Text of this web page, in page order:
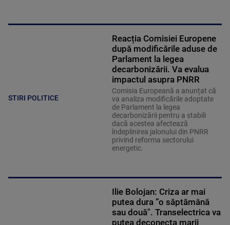
STIRI POLITICE
Reacția Comisiei Europene
după modificările aduse de
Parlament la legea
decarbonizării. Va evalua
impactul asupra PNRR
Comisia Europeană a anunțat că
va analiza modificările adoptate
de Parlament la legea
decarbonizării pentru a stabili
dacă acestea afectează
îndeplinirea jalonului din PNRR
privind reforma sectorului
energetic.
Ilie Bolojan: Criza ar mai
putea dura ”o săptămână
sau două". Transelectrica va
putea deconecta marii